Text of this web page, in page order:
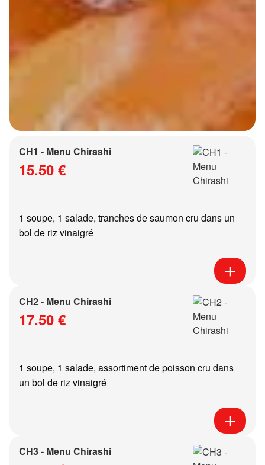
CH1 - Menu Chirashi
15.50 €
1 soupe, 1 salade, tranches de saumon cru dans un
bol de riz vinaigré
CH2 - Menu Chirashi
17.50 €
1 soupe, 1 salade, assortiment de poisson cru dans
un bol de riz vinaigré
CH3 - Menu Chirashi